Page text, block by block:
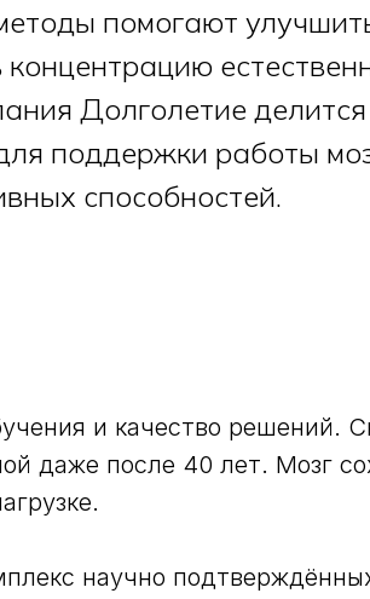
помогают
Долголетие делится
поддержки работы
способностей.
и качество решений.
даже после 40 лет. Мозг
научно